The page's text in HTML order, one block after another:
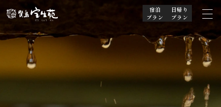
宿泊
プラン
日帰り
プラン